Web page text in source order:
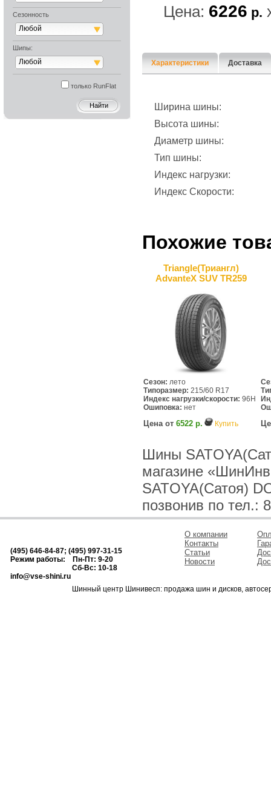
Сезонность
Любой
Шипы:
Любой
только RunFlat
Цена: 6226 р.
Характеристики Доставка
Ширина шины:
Высота шины:
Диаметр шины:
Тип шины:
Индекс нагрузки:
Индекс Скорости:
Похожие
Triangle(Триангл)
AdvanteX SUV TR259
Сезон: лето
Типоразмер: 215/60 R17
Индекс нагрузки/скорости: 96H
Ошиповка: нет
Цена от 6522 р. Купить
Шины
магазине
SATOYA(Сатоя)
позвонив по тел.:
(495) 646-84-87; (495) 997-31-15
Режим работы: Пн-Пт: 9-20
Сб-Вс: 10-18
info@vse-shini.ru
О компании
Контакты
Статьи
Новости
Шинный центр Шинивесп: продажа шин и дисков,